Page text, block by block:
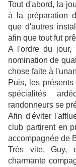
Tout d'abord, la
à la préparation
que d'autres
afin que tout fut
A l'ordre du jour,
nomination de
chose faite à
Puis, les
spécialités
randonneurs se
Afin d'éviter
club partirent en
accompagnée de
Très vite, Guy,
charmante